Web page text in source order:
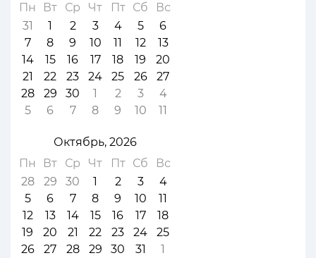
Пн
Вт Ср Чт Пт Сб
Вс
31
1 2 3 4 5
6
7
8 9 10 11 12
13
14
15 16 17 18 19
20
21
22 23 24 25 26
27
28
29 30 1 2 3
4
5
6 7 8 9 10 11
Октябрь, 2026
Пн
Вт Ср Чт Пт Сб
Вс
28
29 30 1 2 3
4
5
6 7 8 9 10
11
12
13 14 15 16 17
18
19
20 21 22 23 24
25
26
27 28 29 30 31
1